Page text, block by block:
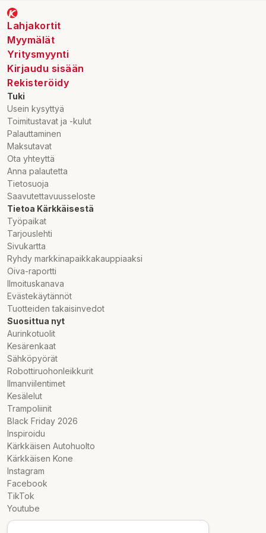
Marknadsförare:
Olvi Oyj
Olvitie I-IV, 74100 Iisalmi
0290001050
Lahjakortit
Myymälät
Yritysmyynti
Kirjaudu sisään
Rekisteröidy
Tuki
Usein kysyttyä
Toimitustavat ja -kulut
Palauttaminen
Maksutavat
Ota yhteyttä
Anna palautetta
Tietosuoja
Saavutettavuusseloste
Tietoa Kärkkäisestä
Työpaikat
Tarjouslehti
Sivukartta
Ryhdy markkinapaikkakauppiaaksi
Oiva-raportti
Ilmoituskanava
Evästekäytännöt
Tuotteiden takaisinvedot
Suosittua nyt
Aurinkotuolit
Kesärenkaat
Sähköpyörät
Robottiruohonleikkurit
Ilmanviilentimet
Kesälelut
Trampoliinit
Black Friday 2026
Inspiroidu
Kärkkäisen Autohuolto
Kärkkäisen Kone
Instagram
Facebook
TikTok
Youtube